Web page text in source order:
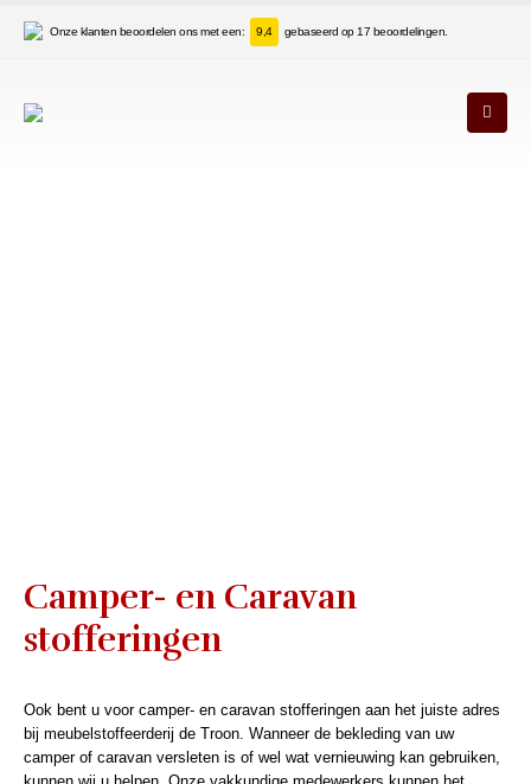
Onze klanten beoordelen ons met een: 9,4 gebaseerd op 17 beoordelingen.
Camper- en Caravan
stofferingen
Ook bent u voor camper- en caravan stofferingen aan het juiste adres
bij meubelstoffeerderij de Troon. Wanneer de bekleding van uw
camper of caravan versleten is of wel wat vernieuwing kan gebruiken,